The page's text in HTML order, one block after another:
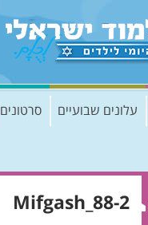
עלונים שבועיים סרטונים
Mifgash_88-2